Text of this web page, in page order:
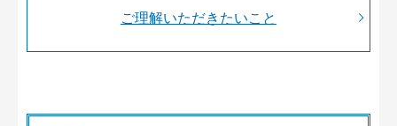
ご理解いただきたいこと